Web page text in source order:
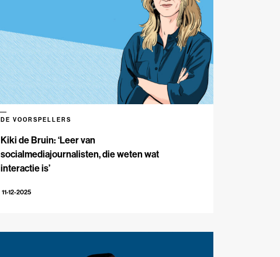
Kiki de Bruin: ‘Leer van
socialmediajournalisten, die weten wat
interactie is’
DE VOORSPELLERS
11-12-2025